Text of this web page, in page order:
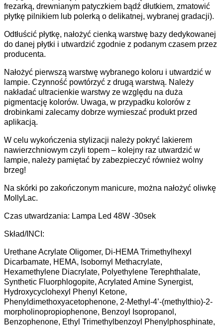
frezarką, drewnianym patyczkiem bądź dłutkiem, zmatowić
płytkę pilnikiem lub polerką o delikatnej, wybranej gradacji).
Odtłuścić płytkę, nałożyć cienką warstwę bazy dedykowanej
do danej płytki i utwardzić zgodnie z podanym czasem przez
producenta.
Nałożyć pierwszą warstwę wybranego koloru i utwardzić w
lampie. Czynność powtórzyć z drugą warstwą. Należy
nakładać ultracienkie warstwy ze względu na duża
pigmentację kolorów. Uwaga, w przypadku kolorów z
drobinkami zalecamy dobrze wymieszać produkt przed
aplikacją.
W celu wykończenia stylizacji należy pokryć lakierem
nawierzchniowym czyli topem – kolejny raz utwardzić w
lampie, należy pamiętać by zabezpieczyć również wolny
brzeg!
Na skórki po zakończonym manicure, można nałożyć oliwkę
MollyLac.
Czas utwardzania: Lampa Led 48W -30sek
Skład/INCI:
Urethane Acrylate Oligomer, Di-HEMA Trimethylhexyl
Dicarbamate, HEMA, Isobornyl Methacrylate,
Hexamethylene Diacrylate, Polyethylene Terephthalate,
Synthetic Fluorphlogopite, Acrylated Amine Synergist,
Hydroxycyclohexyl Phenyl Ketone,
Phenyldimethoxyacetophenone, 2-Methyl-4’-(methylthio)-2-
morpholinopropiophenone, Benzoyl Isopropanol,
Benzophenone, Ethyl Trimethylbenzoyl Phenylphosphinate,